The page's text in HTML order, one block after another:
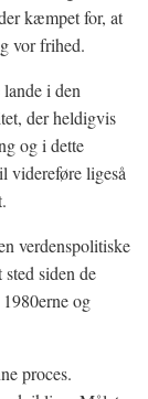
kæmpet for, at
vor frihed.
i den
der heldigvis
og i dette
videreføre ligeså
verdenspolitiske
siden de
og
proces.